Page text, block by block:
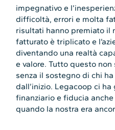
impegnativo e
difficoltà, errori e molta
risultati hanno premiato il
fatturato è triplicato e
diventando una realtà
e valore. Tutto questo
senza il sostegno di chi
dall’inizio. Legacoop ci
finanziario e fiducia
quando la nostra era